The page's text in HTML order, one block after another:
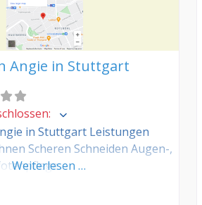
Angie in Stuttgart
:
in Stuttgart Leistungen
Scheren Schneiden Augen-,
Weiterlesen …